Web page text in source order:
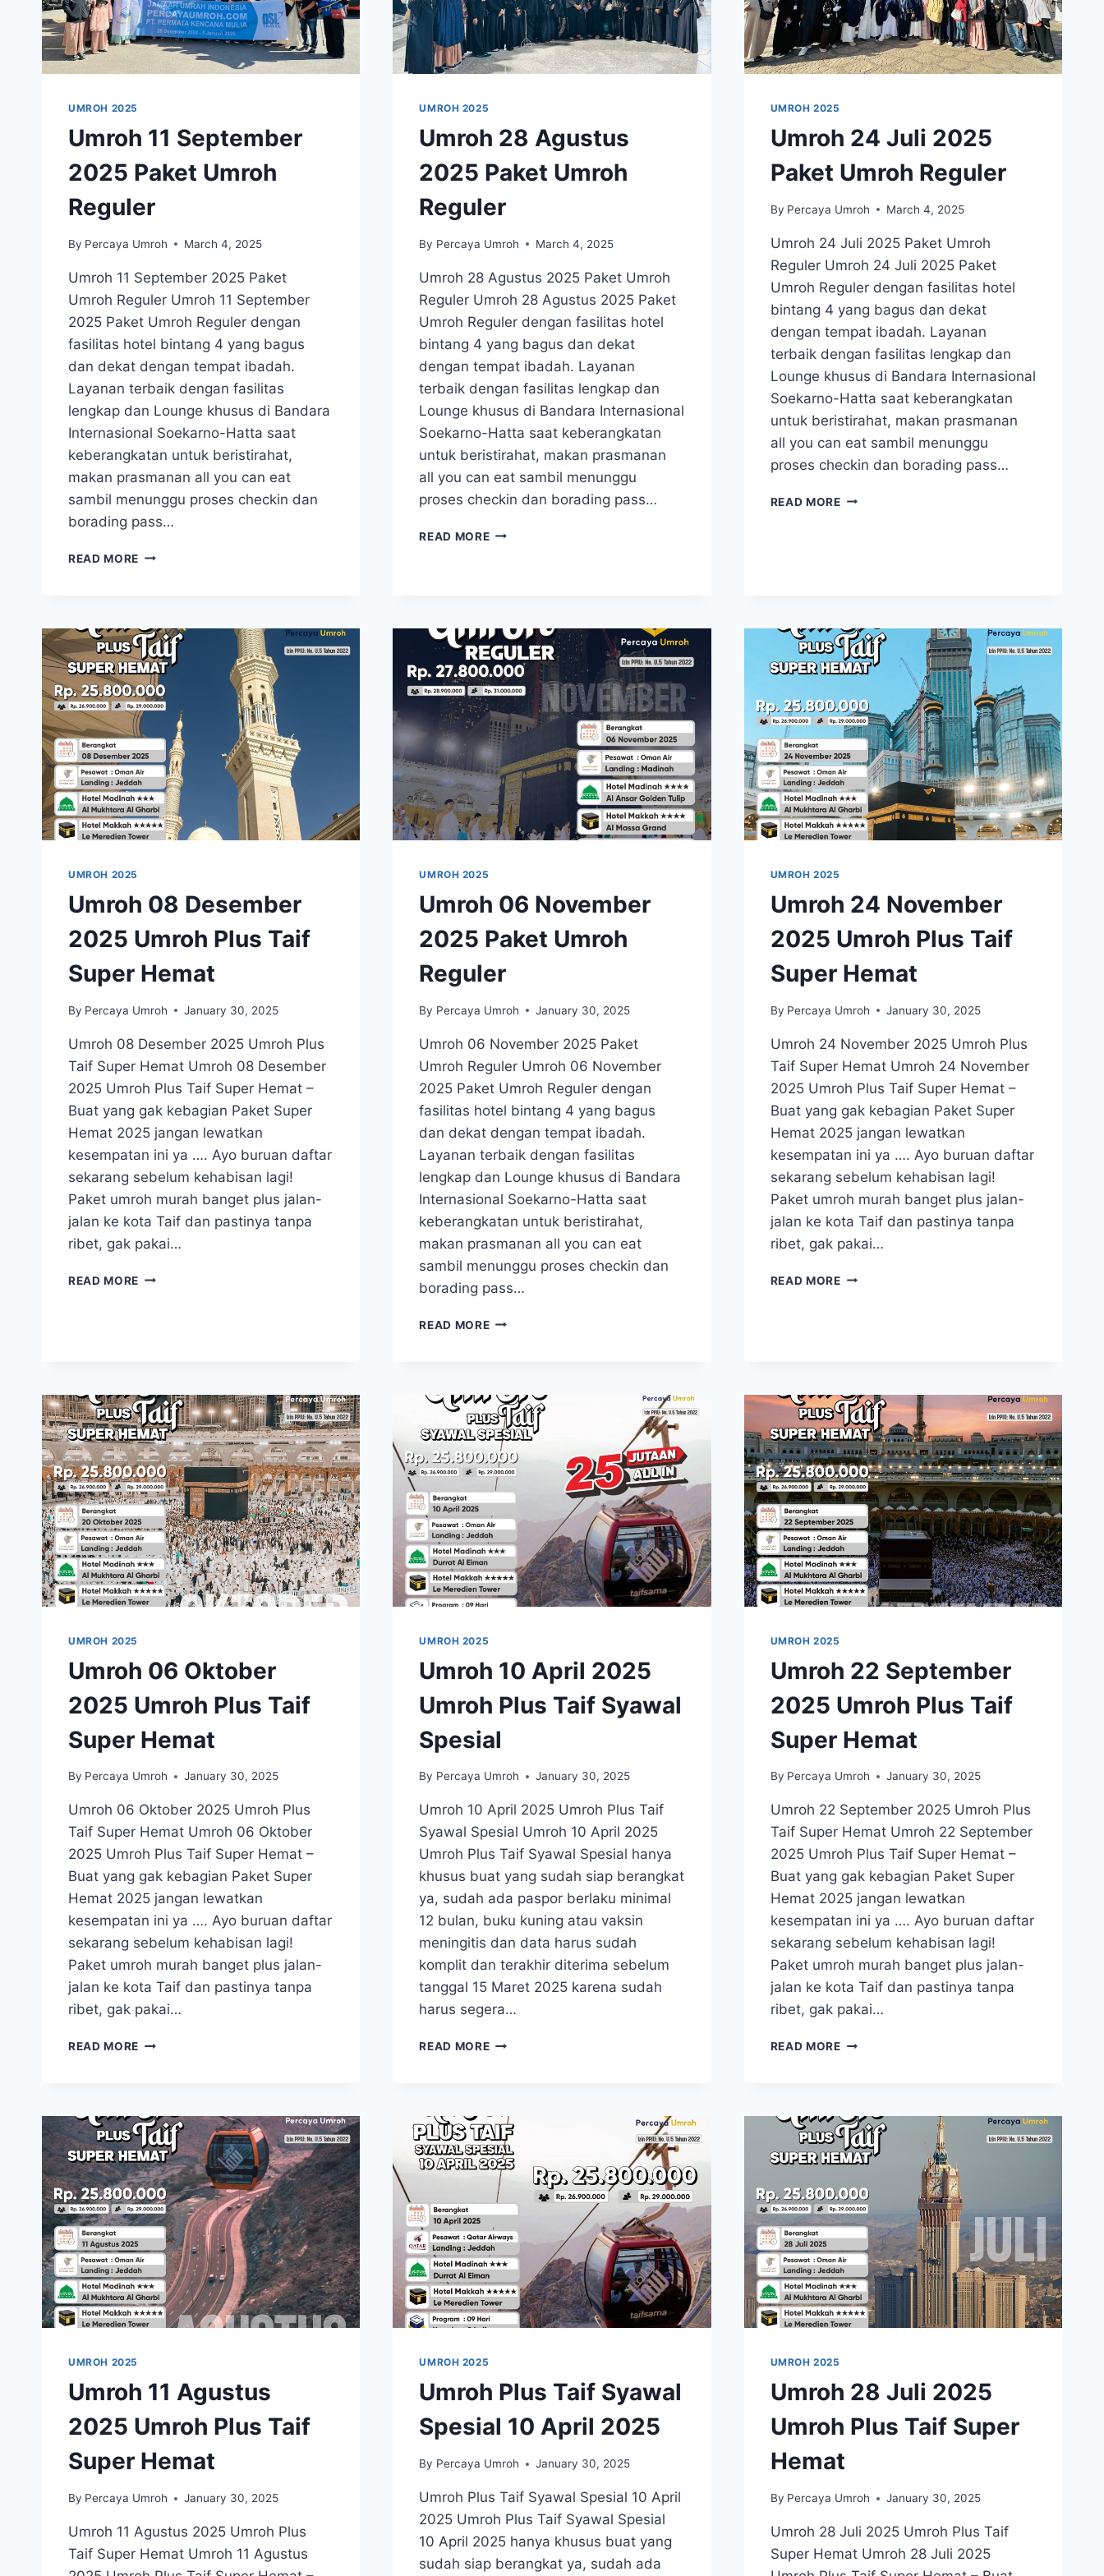
UMROH 2025
Umroh 11 September
2025 Paket Umroh
Reguler
By Percaya Umroh March 4, 2025
Umroh 11 September 2025 Paket
Umroh Reguler Umroh 11 September
2025 Paket Umroh Reguler dengan
fasilitas hotel bintang 4 yang bagus
dan dekat dengan tempat ibadah.
Layanan terbaik dengan fasilitas
lengkap dan Lounge khusus di Bandara
Internasional Soekarno-Hatta saat
keberangkatan untuk beristirahat,
makan prasmanan all you can eat
sambil menunggu proses checkin dan
borading pass…
READ MORE UMROH
UMROH
REGULER
UMROH 2025
Umroh 28 Agustus
2025 Paket Umroh
Reguler
By Percaya Umroh March 4, 2025
Umroh 28 Agustus 2025 Paket Umroh
Reguler Umroh 28 Agustus 2025 Paket
Umroh Reguler dengan fasilitas hotel
bintang 4 yang bagus dan dekat
dengan tempat ibadah. Layanan
terbaik dengan fasilitas lengkap dan
Lounge khusus di Bandara Internasional
Soekarno-Hatta saat keberangkatan
untuk beristirahat, makan prasmanan
all you can eat sambil menunggu
proses checkin dan borading pass…
READ MORE UMROH
REGULER
UMROH 2025
Umroh 24 Juli 2025
Paket Umroh Reguler
By Percaya Umroh March 4, 2025
Umroh 24 Juli 2025 Paket Umroh
Reguler Umroh 24 Juli 2025 Paket
Umroh Reguler dengan fasilitas hotel
bintang 4 yang bagus dan dekat
dengan tempat ibadah. Layanan
terbaik dengan fasilitas lengkap dan
Lounge khusus di Bandara Internasional
Soekarno-Hatta saat keberangkatan
untuk beristirahat, makan prasmanan
all you can eat sambil menunggu
proses checkin dan borading pass…
READ MORE UMROH
UMROH 2025
Umroh 08 Desember
2025 Umroh Plus Taif
Super Hemat
By Percaya Umroh January 30, 2025
Umroh 08 Desember 2025 Umroh Plus
Taif Super Hemat Umroh 08 Desember
2025 Umroh Plus Taif Super Hemat –
Buat yang gak kebagian Paket Super
Hemat 2025 jangan lewatkan
kesempatan ini ya …. Ayo buruan daftar
sekarang sebelum kehabisan lagi!
Paket umroh murah banget plus jalan-
jalan ke kota Taif dan pastinya tanpa
ribet, gak pakai…
READ MORE UMROH
SUPER
HEMAT
UMROH 2025
Umroh 06 November
2025 Paket Umroh
Reguler
By Percaya Umroh January 30, 2025
Umroh 06 November 2025 Paket
Umroh Reguler Umroh 06 November
2025 Paket Umroh Reguler dengan
fasilitas hotel bintang 4 yang bagus
dan dekat dengan tempat ibadah.
Layanan terbaik dengan fasilitas
lengkap dan Lounge khusus di Bandara
Internasional Soekarno-Hatta saat
keberangkatan untuk beristirahat,
makan prasmanan all you can eat
sambil menunggu proses checkin dan
borading pass…
READ MORE UMROH
UMROH
REGULER
UMROH 2025
Umroh 24 November
2025 Umroh Plus Taif
Super Hemat
By Percaya Umroh January 30, 2025
Umroh 24 November 2025 Umroh Plus
Taif Super Hemat Umroh 24 November
2025 Umroh Plus Taif Super Hemat –
Buat yang gak kebagian Paket Super
Hemat 2025 jangan lewatkan
kesempatan ini ya …. Ayo buruan daftar
sekarang sebelum kehabisan lagi!
Paket umroh murah banget plus jalan-
jalan ke kota Taif dan pastinya tanpa
ribet, gak pakai…
READ MORE UMROH
SUPER
HEMAT
UMROH 2025
Umroh 06 Oktober
2025 Umroh Plus Taif
Super Hemat
By Percaya Umroh January 30, 2025
Umroh 06 Oktober 2025 Umroh Plus
Taif Super Hemat Umroh 06 Oktober
2025 Umroh Plus Taif Super Hemat –
Buat yang gak kebagian Paket Super
Hemat 2025 jangan lewatkan
kesempatan ini ya …. Ayo buruan daftar
sekarang sebelum kehabisan lagi!
Paket umroh murah banget plus jalan-
jalan ke kota Taif dan pastinya tanpa
ribet, gak pakai…
READ MORE UMROH
PLUS
TAIF
SUPER
HEMAT
UMROH 2025
Umroh 10 April 2025
Umroh Plus Taif Syawal
Spesial
By Percaya Umroh January 30, 2025
Umroh 10 April 2025 Umroh Plus Taif
Syawal Spesial Umroh 10 April 2025
Umroh Plus Taif Syawal Spesial hanya
khusus buat yang sudah siap berangkat
ya, sudah ada paspor berlaku minimal
12 bulan, buku kuning atau vaksin
meningitis dan data harus sudah
komplit dan terakhir diterima sebelum
tanggal 15 Maret 2025 karena sudah
harus segera…
READ MORE UMROH
PLUS
TAIF
SYAWAL
SPESIAL
UMROH 2025
Umroh 22 September
2025 Umroh Plus Taif
Super Hemat
By Percaya Umroh January 30, 2025
Umroh 22 September 2025 Umroh Plus
Taif Super Hemat Umroh 22 September
2025 Umroh Plus Taif Super Hemat –
Buat yang gak kebagian Paket Super
Hemat 2025 jangan lewatkan
kesempatan ini ya …. Ayo buruan daftar
sekarang sebelum kehabisan lagi!
Paket umroh murah banget plus jalan-
jalan ke kota Taif dan pastinya tanpa
ribet, gak pakai…
READ MORE UMROH
PLUS
TAIF
SUPER
UMROH 2025
Umroh 11 Agustus
2025 Umroh Plus Taif
Super Hemat
By Percaya Umroh January 30, 2025
Umroh 11 Agustus 2025 Umroh Plus
Taif Super Hemat Umroh 11 Agustus
UMROH 2025
Umroh Plus Taif Syawal
Spesial 10 April 2025
By Percaya Umroh January 30, 2025
Umroh Plus Taif Syawal Spesial 10 April
2025 Umroh Plus Taif Syawal Spesial
10 April 2025 hanya khusus buat yang
sudah siap berangkat ya, sudah ada
UMROH 2025
Umroh 28 Juli 2025
Umroh Plus Taif Super
Hemat
By Percaya Umroh January 30, 2025
Umroh 28 Juli 2025 Umroh Plus Taif
Super Hemat Umroh 28 Juli 2025